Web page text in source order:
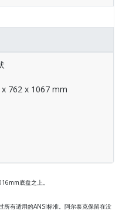
762 x 1067 mm
底盘之上。
所有适用的ANSI标准。阿尔泰克保留在没